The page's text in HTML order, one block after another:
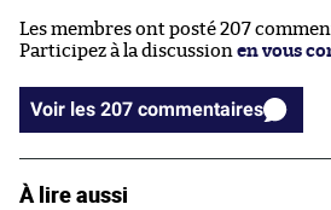
Les membres ont posté 207
Participez à la discussion en vous
Voir les 207 commentaires
À lire aussi